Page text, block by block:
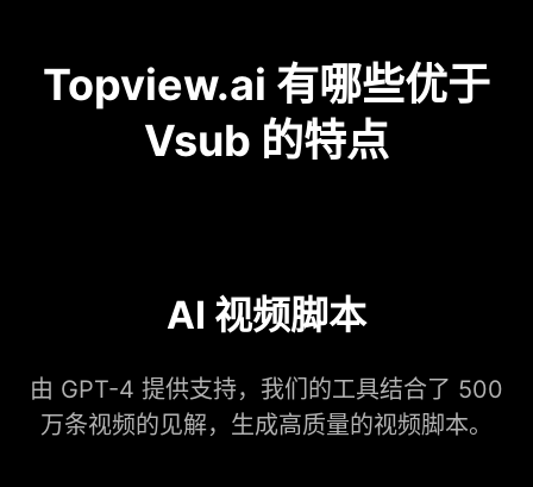
Topview.ai 有哪些优于
Vsub 的特点
AI 视频脚本
由 GPT-4 提供支持，我们的工具结合了 500
万条视频的见解，生成高质量的视频脚本。